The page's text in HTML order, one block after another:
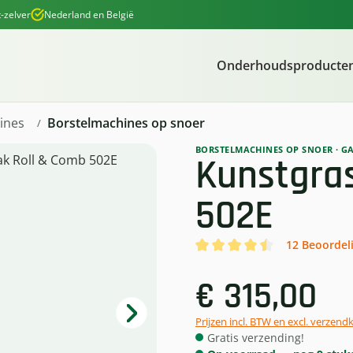
zelver Nederland en België
Borstelmachines op snoer
BORSTELMACHINES OP SNOER ·
502E
12
€ 315,00
Prijzen incl. BTW en excl.
Gratis verzending!